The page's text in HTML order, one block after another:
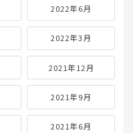
2022年6月
2022年3月
2021年12月
2021年9月
2021年6月